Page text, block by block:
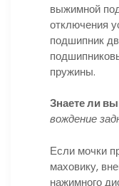
выжимной
отключения
подшипник
пружины.
Знаете ли
вождение
Если мочки
маховику,
нажимного